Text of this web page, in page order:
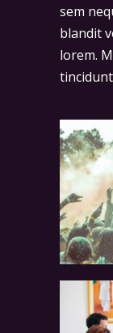
sem
blandit
lorem.